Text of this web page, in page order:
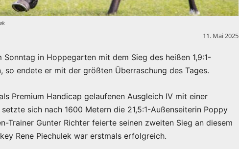
11. Mai 2025
Sonntag in Hoppegarten mit dem Sieg des heißen 1,9:1-
so endete er mit der größten Überraschung des Tages.
Premium Handicap gelaufenen Ausgleich IV mit einer
sich nach 1600 Metern die 21,5:1-Außenseiterin Poppy
Trainer Gunter Richter feierte seinen zweiten Sieg an diesem
Rene Piechulek war erstmals erfolgreich.